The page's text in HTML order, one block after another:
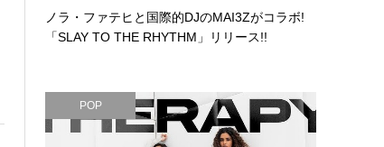
ノラ・ファテヒと国際的DJのMAI3Zがコラボ!
「SLAY TO THE RHYTHM」リリース!!
POP